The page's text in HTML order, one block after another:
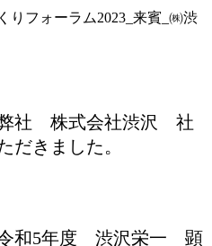
弊社 株式会社渋沢 社
だきました。
令和5年度 渋沢栄一 顕